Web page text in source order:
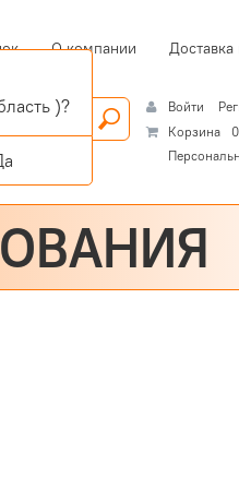
(current)О компании Доставка
Войти
Корзина
)?